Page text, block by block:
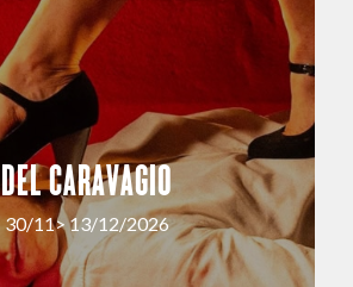
DEL CARAVAGIO
30/11> 13/12/2026